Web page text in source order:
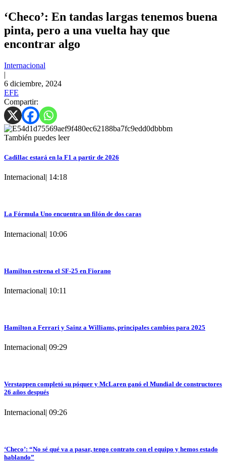
‘Checo’: En tandas largas tenemos buena
pinta, pero a una vuelta hay que
encontrar algo
Internacional
|
6 diciembre, 2024
EFE
Compartir:
También puedes leer
Cadillac estará en la F1 a partir de 2026
Internacional| 14:18
La Fórmula Uno encuentra un filón de dos caras
Internacional| 10:06
Hamilton estrena el SF-25 en Fiorano
Internacional| 10:11
Hamilton a Ferrari y Sainz a Williams, principales cambios para 2025
Internacional| 09:29
Verstappen completó su póquer y McLaren ganó el Mundial de constructores
26 años después
Internacional| 09:26
‘Checo’: “No sé qué va a pasar, tengo contrato con el equipo y hemos estado
hablando”